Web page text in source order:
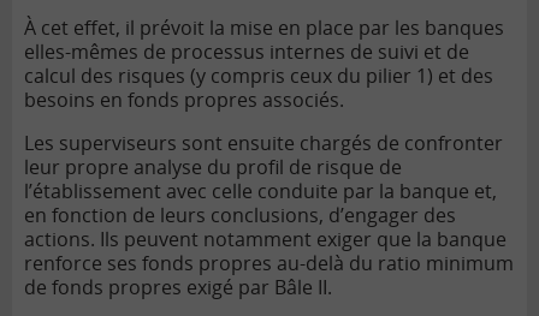
À cet effet, il prévoit la mise en place par les banques
elles-mêmes de processus internes de suivi et de
calcul des risques (y compris ceux du pilier 1) et des
besoins en fonds propres associés.
Les superviseurs sont ensuite chargés de confronter
leur propre analyse du profil de risque de
l’établissement avec celle conduite par la banque et,
en fonction de leurs conclusions, d’engager des
actions. Ils peuvent notamment exiger que la banque
renforce ses fonds propres au-delà du ratio minimum
de fonds propres exigé par Bâle II.